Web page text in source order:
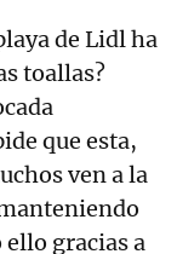
de Lidl ha
toallas?
que esta,
ven a la
ello gracias a